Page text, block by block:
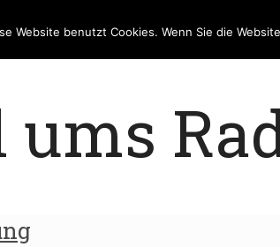
ums
Website benutzt Cookies. Wenn Sie die